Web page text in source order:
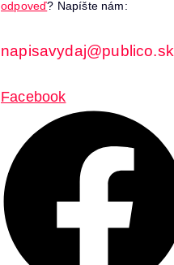
odpoveď? Napíšte nám:
napisavydaj@publico.sk
Facebook